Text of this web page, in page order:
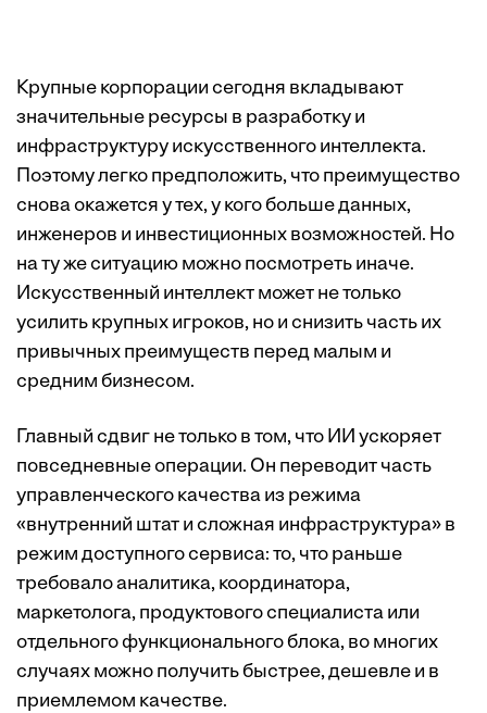
Крупные корпорации сегодня вкладывают
значительные ресурсы в разработку и
инфраструктуру искусственного интеллекта.
Поэтому легко предположить, что преимущество
снова окажется у тех, у кого больше данных,
инженеров и инвестиционных возможностей. Но
на ту же ситуацию можно посмотреть иначе.
Искусственный интеллект может не только
усилить крупных игроков, но и снизить часть их
привычных преимуществ перед малым и
средним бизнесом.
Главный сдвиг не только в том, что ИИ ускоряет
повседневные операции. Он переводит часть
управленческого качества из режима
«внутренний штат и сложная инфраструктура» в
режим доступного сервиса: то, что раньше
требовало аналитика, координатора,
маркетолога, продуктового специалиста или
отдельного функционального блока, во многих
случаях можно получить быстрее, дешевле и в
приемлемом качестве.